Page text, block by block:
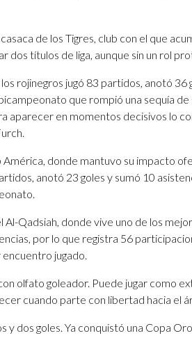
de los Tigres, club con el que
dos títulos de liga, aunque sin un rol
rojinegros jugó 83 partidos, anotó 36
que rompió una sequía
aparecer en momentos decisivos lo
donde mantuvo su impacto
anotó 23 goles y sumó 10
Qadsiah, donde vive uno de los
por lo que registra 56
jugado.
olfato goleador. Puede jugar como
cuando parte con libertad hacia el
dos goles. Ya conquistó una Copa